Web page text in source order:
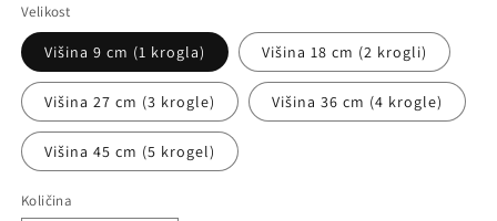
Velikost
Višina 9 cm (1 krogla) Višina 18 cm (2 krogli)
Višina 27 cm (3 krogle) Višina 36 cm (4 krogle)
Višina 45 cm (5 krogel)
Količina